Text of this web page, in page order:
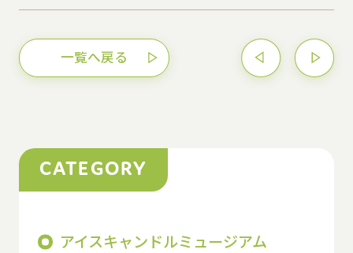
CATEGORY
アイスキャンドルミュージアム
一覧へ戻る